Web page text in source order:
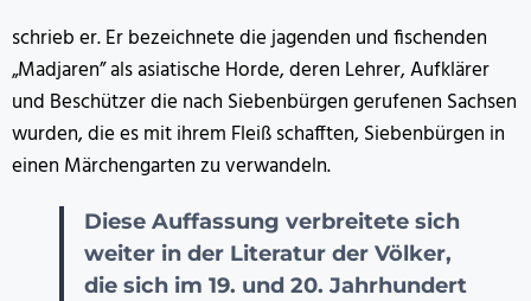
schrieb er. Er bezeichnete die jagenden und fischenden
„Madjaren” als asiatische Horde, deren Lehrer, Aufklärer
und Beschützer die nach Siebenbürgen gerufenen Sachsen
wurden, die es mit ihrem Fleiß schafften, Siebenbürgen in
einen Märchengarten zu verwandeln.
Diese Auffassung verbreitete sich
weiter in der Literatur der Völker,
die sich im 19. und 20. Jahrhundert